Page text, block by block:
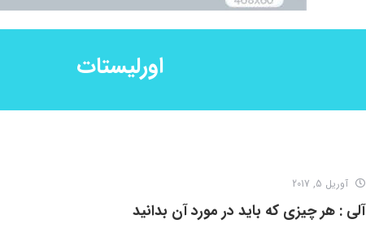
اورلیستات
آوریل 5, 2017
آلی : هر چیزی که باید در مورد آن بدانید